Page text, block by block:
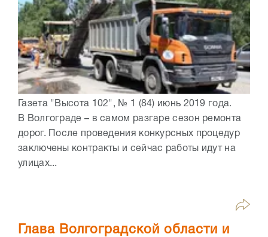
Газета "Высота 102", № 1 (84) июнь 2019 года.
В Волгограде – в самом разгаре сезон ремонта
дорог. После проведения конкурсных процедур
заключены контракты и сейчас работы идут на
улицах...
Глава Волгоградской области и